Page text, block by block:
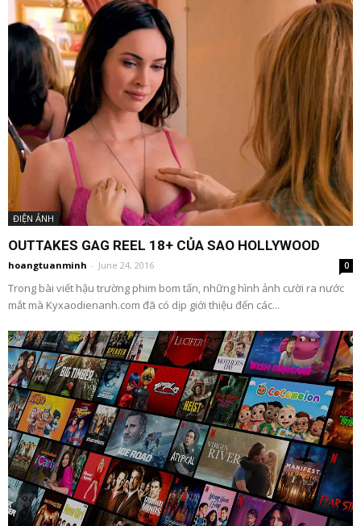
ĐIỆN ẢNH
OUTTAKES GAG REEL 18+ CỦA SAO HOLLYWOOD
hoangtuanminh - June 24, 2016 0
Trong bài viết hậu trường phim bom tấn, những hình ảnh cười ra nước
mắt mà Kyxaodienanh.com đã có dịp giới thiệu đến các...